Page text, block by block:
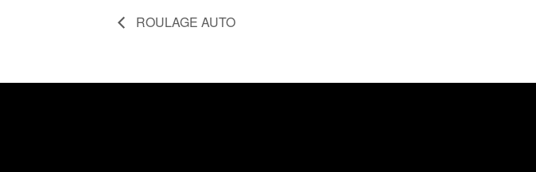
ROULAGE AUTO